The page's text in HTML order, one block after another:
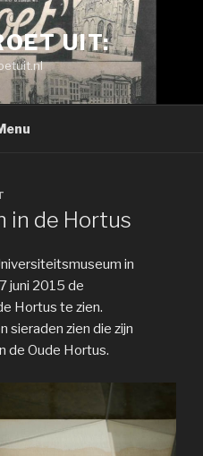
UIT:
in de Hortus
in
juni 2015 de
Hortus te zien.
sieraden zien die zijn
de Oude Hortus.